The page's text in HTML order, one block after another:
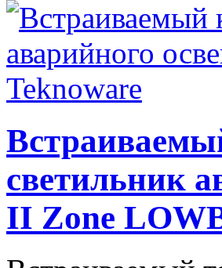
светильник
II Zone